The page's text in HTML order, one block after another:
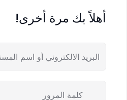
أهلاً بك مرة أخرى!